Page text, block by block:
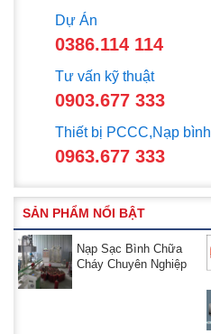
Dự Án
0386.114 114
Tư vấn kỹ thuật
0903.677 333
Thiết bị PCCC,Nạp bình
0963.677 333
SẢN PHẨM NỔI BẬT
Nạp Sạc Bình Chữa
Cháy Chuyên Nghiệp